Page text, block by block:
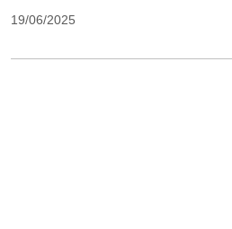
19/06/2025